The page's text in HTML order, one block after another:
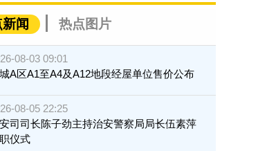
闻 热点图片
08-03 09:01
A区A1至A4及A12地段经屋单位售价公布
08-05 22:25
司司长陈子劲主持治安警察局局长伍素萍
仪式